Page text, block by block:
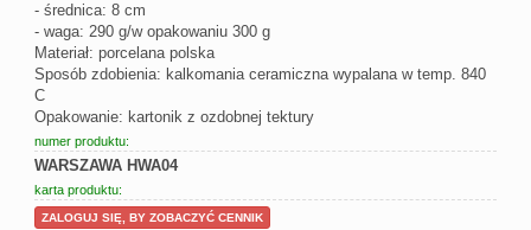
- średnica: 8 cm
- waga: 290 g/w opakowaniu 300 g
Materiał: porcelana polska
Sposób zdobienia: kalkomania ceramiczna wypalana w temp. 840
C
Opakowanie: kartonik z ozdobnej tektury
numer produktu:
WARSZAWA HWA04
karta produktu:
ZALOGUJ SIĘ, BY ZOBACZYĆ CENNIK